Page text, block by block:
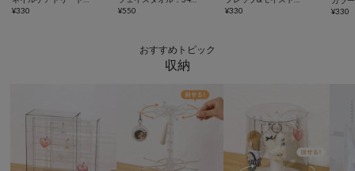
¥330
¥550
¥330 ¥330
おすすめトピック
収納